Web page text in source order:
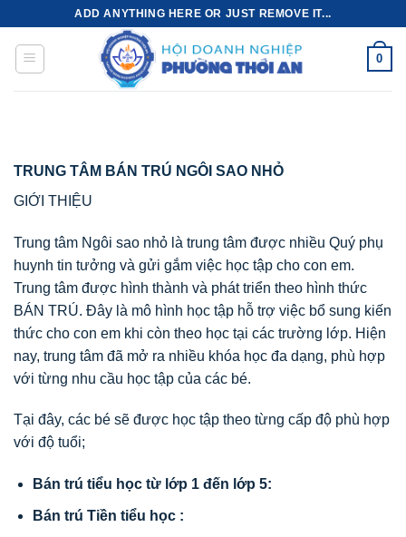
dung
ADD ANYTHING HERE OR JUST REMOVE IT...
0
TRUNG TÂM BÁN TRÚ NGÔI SAO NHỎ
GIỚI THIỆU
Trung tâm Ngôi sao nhỏ là trung tâm được nhiều Quý phụ
huynh tin tưởng và gửi gắm việc học tập cho con em.
Trung tâm được hình thành và phát triển theo hình thức
BÁN TRÚ. Đây là mô hình học tập hỗ trợ việc bổ sung kiến
thức cho con em khi còn theo học tại các trường lớp. Hiện
nay, trung tâm đã mở ra nhiều khóa học đa dạng, phù hợp
với từng nhu cầu học tập của các bé.
Tại đây, các bé sẽ được học tập theo từng cấp độ phù hợp
với độ tuổi;
Bán trú tiểu học từ lớp 1 đến lớp 5:
Bán trú Tiền tiểu học :